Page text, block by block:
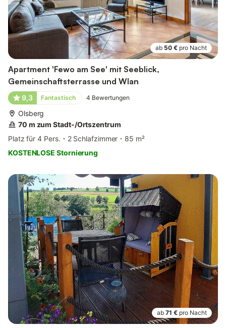
ab 50 € pro Nacht
Apartment 'Fewo am See' mit Seeblick,
Gemeinschaftsterrasse und Wlan
9,3 Fantastisch 4 Bewertungen
Olsberg
70 m zum Stadt-/Ortszentrum
Platz für 4 Pers.
2 Schlafzimmer
85 m²
KOSTENLOSE Stornierung
ab 71 € pro Nacht